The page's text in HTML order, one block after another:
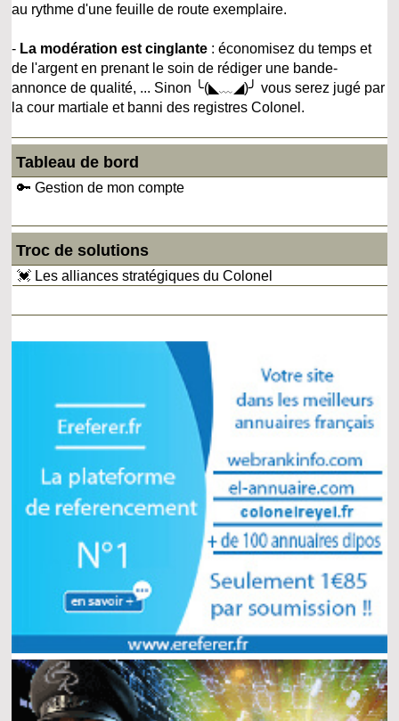
au rythme d'une feuille de route exemplaire.
- La modération est cinglante : économisez du temps et
de l'argent en prenant le soin de rédiger une bande-
annonce de qualité, ... Sinon ╰(◣﹏◢)╯ vous serez jugé par
la cour martiale et banni des registres Colonel.
Tableau de bord
🔑 Gestion de mon compte
Troc de solutions
💓 Les alliances stratégiques du Colonel